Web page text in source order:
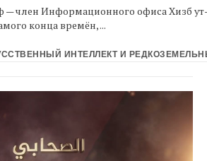
член Информационного офиса Хизб
конца времён, ...
ИНТЕЛЛЕКТ И